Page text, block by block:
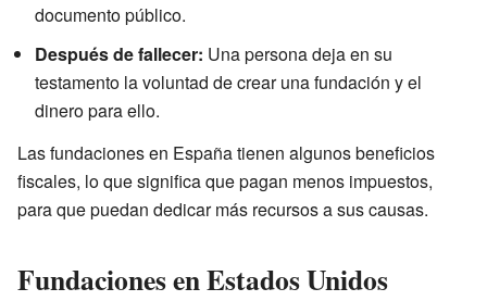
documento público.
Después de fallecer: Una persona deja en su
testamento la voluntad de crear una fundación y el
dinero para ello.
Las fundaciones en España tienen algunos beneficios
fiscales, lo que significa que pagan menos impuestos,
para que puedan dedicar más recursos a sus causas.
Fundaciones en Estados Unidos